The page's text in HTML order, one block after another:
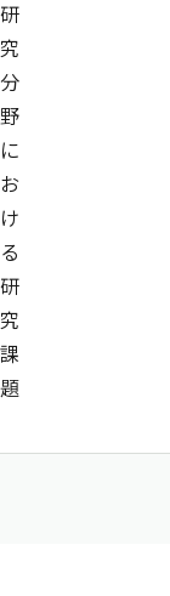
研
究
分
野
に
お
け
る
研
究
課
題